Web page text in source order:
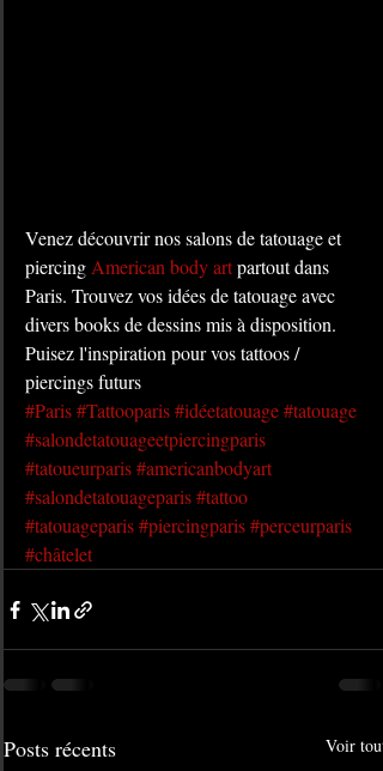
Venez découvrir nos salons de tatouage et
piercing American body art partout dans
Paris. Trouvez vos idées de tatouage avec
divers books de dessins mis à disposition.
Puisez l'inspiration pour vos tattoos /
piercings futurs
#Paris#Tattooparis#idéetatouage#tatouage
#salondetatouageetpiercingparis
#tatoueurparis#americanbodyart
#salondetatouageparis#tattoo
#tatouageparis#piercingparis#perceurparis
#châtelet
Posts récents Voir tout